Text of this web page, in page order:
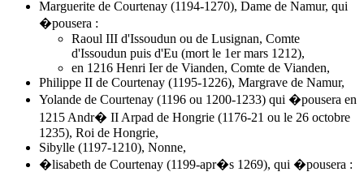
Marguerite de Courtenay (1194-1270), Dame de Namur, qui
�pousera :
Raoul III d'Issoudun ou de Lusignan, Comte
d'Issoudun puis d'Eu (mort le 1er mars 1212),
en 1216 Henri Ier de Vianden, Comte de Vianden,
Philippe II de Courtenay (1195-1226), Margrave de Namur,
Yolande de Courtenay (1196 ou 1200-1233) qui �pousera en
1215 Andr� II Arpad de Hongrie (1176-21 ou le 26 octobre
1235), Roi de Hongrie,
Sibylle (1197-1210), Nonne,
�lisabeth de Courtenay (1199-apr�s 1269), qui �pousera :